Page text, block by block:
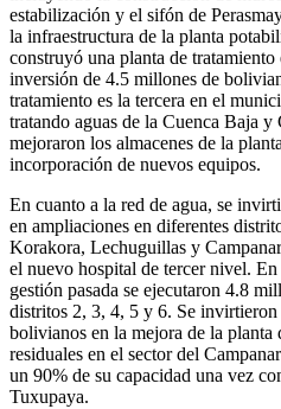
estabilización y el sifón de
la infraestructura de la planta
construyó una planta de
inversión de 4.5 millones de
tratamiento es la tercera en el
tratando aguas de la Cuenca Baja y
mejoraron los almacenes de la
incorporación de nuevos equipos.
En cuanto a la red de agua, se
en ampliaciones en diferentes
Korakora, Lechuguillas y
el nuevo hospital de tercer nivel.
gestión pasada se ejecutaron 4.8
distritos 2, 3, 4, 5 y 6. Se
bolivianos en la mejora de la planta
residuales en el sector del
un 90% de su capacidad una vez
Tuxupaya.